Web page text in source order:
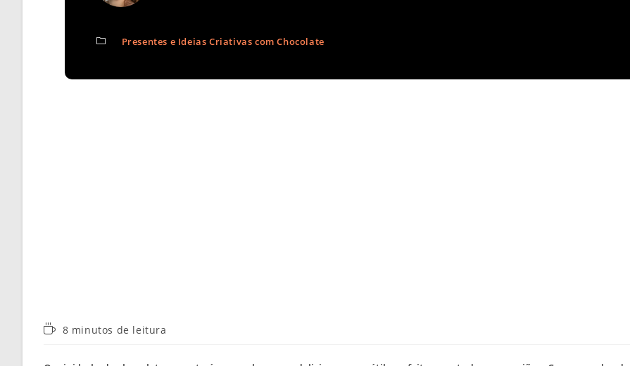
Presentes e Ideias Criativas com Chocolate
Tempo8 minutos de leitura